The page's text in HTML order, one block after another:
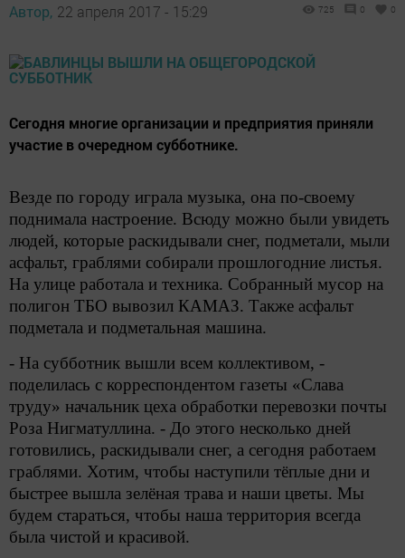
Автор, 22 апреля 2017 - 15:29 725 0 0
Сегодня многие организации и предприятия приняли
участие в очередном субботнике.
Везде по городу играла музыка, она по-своему
поднимала настроение. Всюду можно были увидеть
людей, которые раскидывали снег, подметали, мыли
асфальт, граблями собирали прошлогодние листья.
На улице работала и техника. Собранный мусор на
полигон ТБО вывозил КАМАЗ. Также асфальт
подметала и подметальная машина.
- На субботник вышли всем коллективом, -
поделилась с корреспондентом газеты «Слава
труду» начальник цеха обработки перевозки почты
Роза Нигматуллина. - До этого несколько дней
готовились, раскидывали снег, а сегодня работаем
граблями. Хотим, чтобы наступили тёплые дни и
быстрее вышла зелёная трава и наши цветы. Мы
будем стараться, чтобы наша территория всегда
была чистой и красивой.